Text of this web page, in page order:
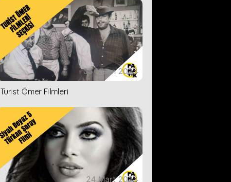
05 Nisan 2023
Turist Ömer Filmleri
24 Mart 2023